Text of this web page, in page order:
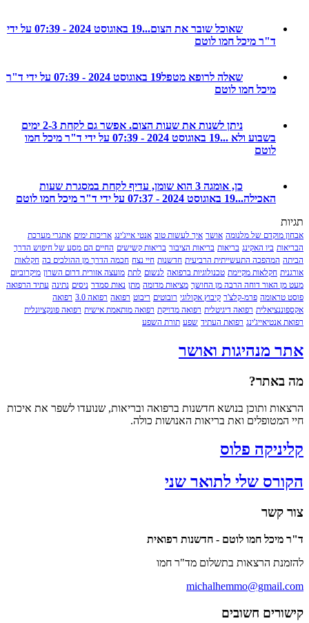
שאוכל שובר את הצום...
19 באוגוסט 2024 - 07:39 על ידי
ד"ר מיכל חמו לוטם
שאלה לרופא מטפל
19 באוגוסט 2024 - 07:39 על ידי ד"ר
מיכל חמו לוטם
ניתן לשנות את שעות הצום. אפשר גם לקחת 2-3 ימים
בשבוע ולא ...
19 באוגוסט 2024 - 07:39 על ידי ד"ר מיכל חמו
כן, אומגה 3 הוא שומן, עדיף לקחת במסגרת שעות
האכילה...19 באוגוסט 2024 - 07:37 על ידי ד"ר מיכל חמו לוטם
של מלנומה אושר איך לעשות טוב אנטי אייג'ינג אריכות ימים אתגרי מערכת
ביו האקינג בריאות בריאות הציבור בריאות קשישים החיים הם מסע של חיפוש הדרך
המהפכה התעשייתית הרביעית חדשנות חיי נצח חכמה הדרך מן ההולכים בה חקלאות
חקלאות מקיימת טכנולוגיות ברפואה לנשום לתת מועצה אזורית דרום השרון מיקרוביום
האור דוחה הרבה מן החושך מציאות מדומה מתן נאות סמדר ניסים נתינה עתיד הרפואה
פרמ-קלצ'ר קיבוץ אקולוגי רובוטים ריבוט רפואה רפואה 3.0
רפואה
רפואה דיגיטלית רפואה מדויקת רפואה מותאמת אישית רפואה פונקציונלית
רפואת העתיד שפע תורת השפע
מנהיגות ואושר
ותוכן בנושא חדשנות ברפואה ובריאות, שנועדו לשפר את איכות
ואת בריאות האנושות כולה.
פלוס
שלי לתואר שני
חמו לוטם - חדשנות רפואית
הרצאות בתשלום מד"ר חמו
חשובים